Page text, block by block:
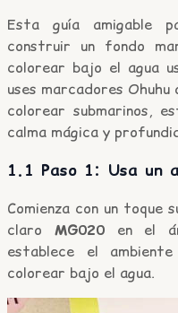
Esta guía amigable
construir un fondo
colorear bajo el agua
uses marcadores
colorear submarinos,
calma mágica y
1.1 Paso 1: Usa un
Comienza con un toque
claro MG020en el
establece el
colorear bajo el agua.